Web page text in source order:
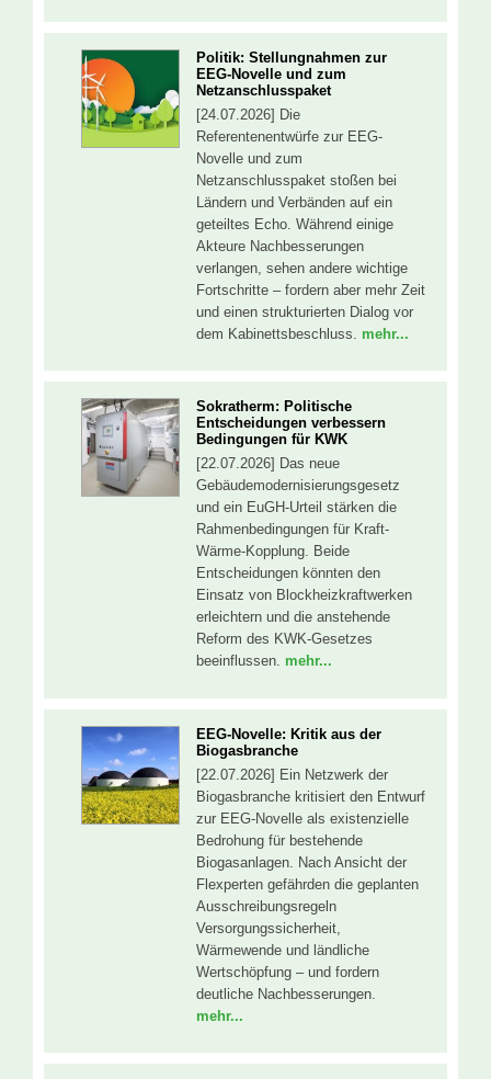
Politik: Stellungnahmen zur
EEG-Novelle und zum
Netzanschlusspaket
[24.07.2026] Die
Referentenentwürfe zur EEG-
Novelle und zum
Netzanschlusspaket stoßen bei
Ländern und Verbänden auf ein
geteiltes Echo. Während einige
Akteure Nachbesserungen
verlangen, sehen andere wichtige
Fortschritte – fordern aber mehr Zeit
und einen strukturierten Dialog vor
dem Kabinettsbeschluss. mehr...
Sokratherm: Politische
Entscheidungen verbessern
Bedingungen für KWK
[22.07.2026] Das neue
Gebäudemodernisierungsgesetz
und ein EuGH-Urteil stärken die
Rahmenbedingungen für Kraft-
Wärme-Kopplung. Beide
Entscheidungen könnten den
Einsatz von Blockheizkraftwerken
erleichtern und die anstehende
Reform des KWK-Gesetzes
beeinflussen. mehr...
EEG-Novelle: Kritik aus der
Biogasbranche
[22.07.2026] Ein Netzwerk der
Biogasbranche kritisiert den Entwurf
zur EEG-Novelle als existenzielle
Bedrohung für bestehende
Biogasanlagen. Nach Ansicht der
Flexperten gefährden die geplanten
Ausschreibungsregeln
Versorgungssicherheit,
Wärmewende und ländliche
Wertschöpfung – und fordern
deutliche Nachbesserungen.
mehr...